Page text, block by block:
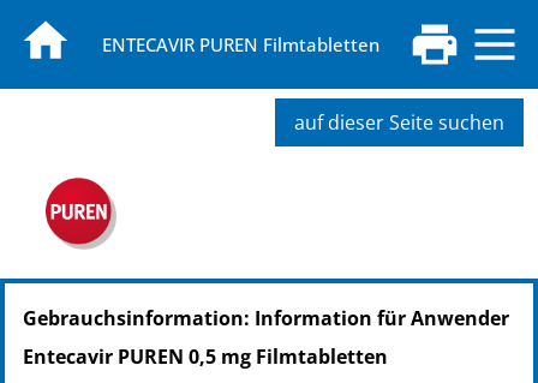
ENTECAVIR PUREN Filmtabletten
auf dieser Seite suchen
PZN: 12482234
PPN: 111248223429
NTIN: 04150124822340
Gebrauchsinformation: Information für Anwender
Entecavir PUREN 0,5 mg Filmtabletten